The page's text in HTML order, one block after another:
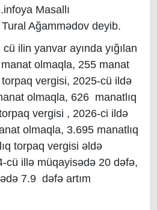
Masallı
Ağammədov deyib.
ilin yanvar ayında yığılan
olmaqla, 255 manat
vergisi, 2025-cü ildə
olmaqla, 626 manatlıq
vergisi , 2026-ci ildə
olmaqla, 3.695 manatlıq
torpaq vergisi əldə
cü illə müqayisədə 20 dəfə,
7.9 dəfə artım